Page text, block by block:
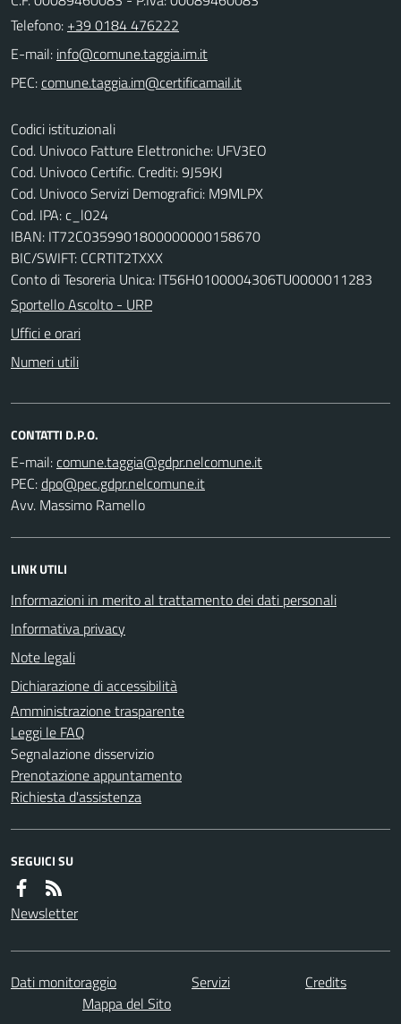
Telefono: +39 0184 476222
E-mail:
PEC:
Codici istituzionali
Cod. Univoco Fatture Elettroniche: UFV3EO
Cod. Univoco Certific. Crediti: 9J59KJ
Cod. Univoco Servizi Demografici: M9MLPX
Cod. IPA: c_l024
IBAN: IT72C0359901800000000158670
BIC/SWIFT: CCRTIT2TXXX
Conto di Tesoreria Unica: IT56H0100004306TU0000011283
Sportello Ascolto - URP
Uffici e orari
Numeri utili
CONTATTI D.P.O.
E-mail:
PEC:
Avv. Massimo Ramello
LINK UTILI
Informazioni in merito al trattamento dei dati personali
Informativa privacy
Note legali
Dichiarazione di accessibilità
Amministrazione trasparente
Leggi le FAQ
Segnalazione disservizio
Prenotazione appuntamento
Richiesta d'assistenza
SEGUICI SU
Newsletter
Dati monitoraggio Servizi
Credits
Mappa del Sito